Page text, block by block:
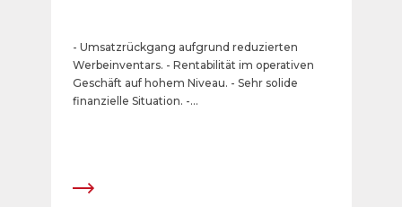
- Umsatzrückgang aufgrund reduzierten
Werbeinventars. - Rentabilität im operativen
Geschäft auf hohem Niveau. - Sehr solide
finanzielle Situation. -